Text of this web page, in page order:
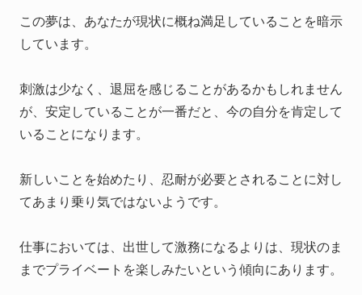
この夢は、あなたが現状に概ね満足していることを暗示
しています。
刺激は少なく、退屈を感じることがあるかもしれません
が、安定していることが一番だと、今の自分を肯定して
いることになります。
新しいことを始めたり、忍耐が必要とされることに対し
てあまり乗り気ではないようです。
仕事においては、出世して激務になるよりは、現状のま
までプライベートを楽しみたいという傾向にあります。